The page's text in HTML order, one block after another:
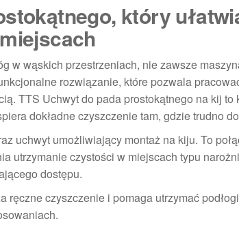
który
w wąskich przestrzeniach, nie zawsze
rozwiązanie, które pozwala
TTS Uchwyt do pada prostokątnego na kij to
dokładne czyszczenie tam, gdzie trudno
uchwyt umożliwiający montaż na kiju. To
utrzymanie czystości w miejscach typu
dostępu.
czyszczenie i pomaga utrzymać